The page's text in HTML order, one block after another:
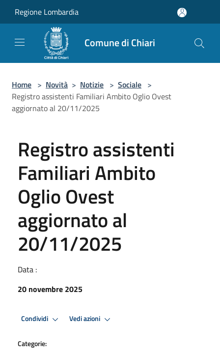
Regione Lombardia
Comune di Chiari
Home > Novità > Notizie > Sociale >
Registro assistenti Familiari Ambito Oglio Ovest
aggiornato al 20/11/2025
Registro assistenti
Familiari Ambito
Oglio Ovest
aggiornato al
20/11/2025
Data :
20 novembre 2025
Condividi Vedi azioni
Categorie: